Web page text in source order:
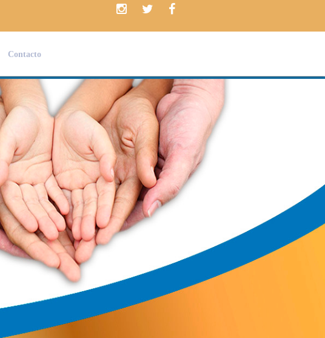
Contacto
Contamos con
PLANES
ADAPTADOS
a las necesidades de nuestros